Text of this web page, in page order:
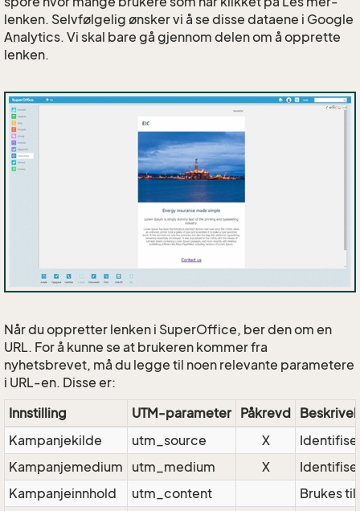
lenken. Selvfølgelig ønsker vi å se disse dataene i Google
Analytics. Vi skal bare gå gjennom delen om å opprette
lenken.
Når du oppretter lenken i SuperOffice, ber den om en
URL. For å kunne se at brukeren kommer fra
nyhetsbrevet, må du legge til noen relevante parametere
i URL-en. Disse er:
Innstilling
UTM-parameter Påkrevd
Kampanjekilde
utm_source X
Kampanjemedium
utm_medium X
Kampanjeinnhold
utm_content
Brukes